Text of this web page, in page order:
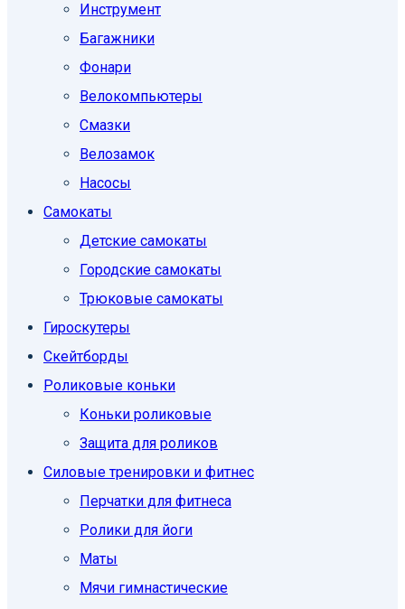
Инструмент
Багажники
Фонари
Велокомпьютеры
Смазки
Велозамок
Насосы
Самокаты
Детские самокаты
Городские самокаты
Трюковые самокаты
Гироскутеры
Скейтборды
Роликовые коньки
Коньки роликовые
Защита для роликов
Силовые тренировки и фитнес
Перчатки для фитнеса
Ролики для йоги
Маты
Мячи гимнастические